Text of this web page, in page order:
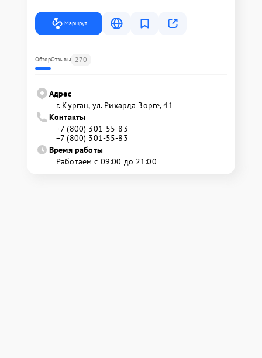
Маршрут
ОбзорОтзывы 270
Адрес
г. Курган, ул. Рихарда Зорге, 41
Контакты
+7 (800) 301-55-83
+7 (800) 301-55-83
Время работы
Работаем с 09:00 до 21:00